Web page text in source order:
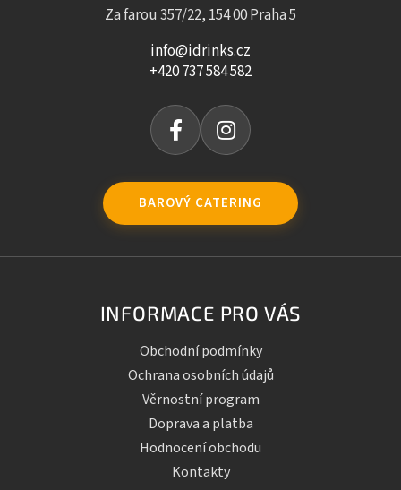
Za farou 357/22, 154 00 Praha 5
info@idrinks.cz
+420 737 584 582
BAROVÝ CATERING
INFORMACE PRO VÁS
Obchodní podmínky
Ochrana osobních údajů
Věrnostní program
Doprava a platba
Hodnocení obchodu
Kontakty